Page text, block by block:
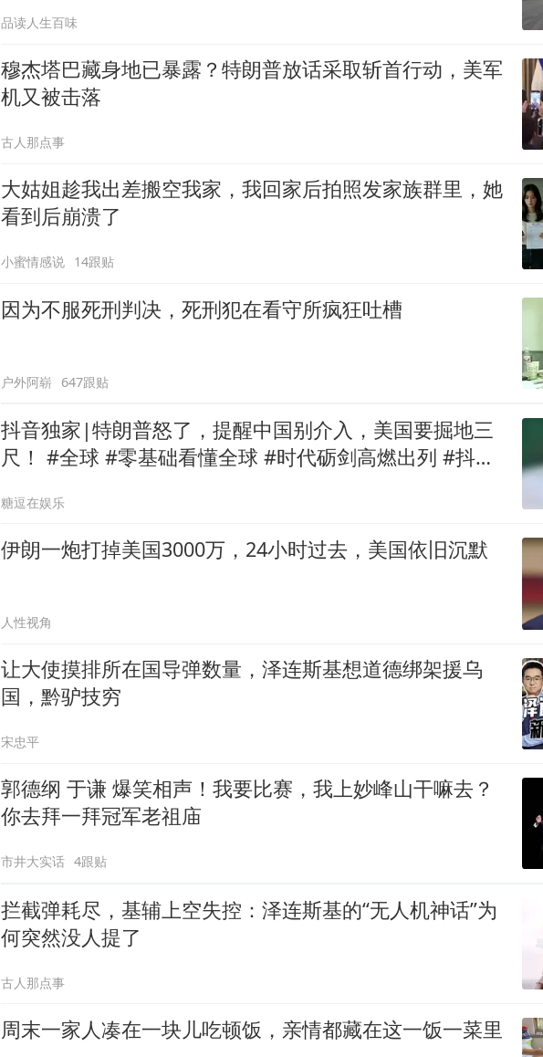
品读人生百味
穆杰塔巴藏身地已暴露？特朗普放话采取斩首行动，美军
机又被击落
古人那点事
大姑姐趁我出差搬空我家，我回家后拍照发家族群里，她
看到后崩溃了
小蜜情感说 14跟贴
因为不服死刑判决，死刑犯在看守所疯狂吐槽
户外阿崭 647跟贴
抖音独家|特朗普怒了，提醒中国别介入，美国要掘地三
尺！ #全球 #零基础看懂全球 #时代砺剑高燃出列 #抖音
糖逗在娱乐
伊朗一炮打掉美国3000万，24小时过去，美国依旧沉默
人性视角
让大使摸排所在国导弹数量，泽连斯基想道德绑架援乌
国，黔驴技穷
宋忠平
郭德纲 于谦 爆笑相声！我要比赛，我上妙峰山干嘛去？
你去拜一拜冠军老祖庙
市井大实话 4跟贴
拦截弹耗尽，基辅上空失控：泽连斯基的“无人机神话”为
何突然没人提了
古人那点事
周末一家人凑在一块儿吃顿饭，亲情都藏在这一饭一菜里